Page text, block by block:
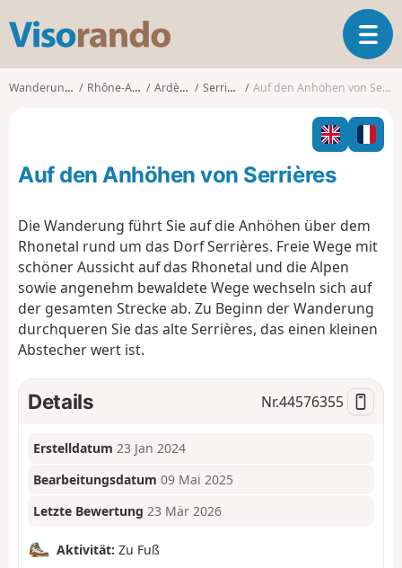
s
o
o
T
o
g
l
n
g
a
i
o
n
Wanderungen Rhône-Alpes Ardèche Serrières Auf den Anhöhen von Serrières
Auf den Anhöhen von Serrières
Die Wanderung führt Sie auf die Anhöhen über dem
Rhonetal rund um das Dorf Serrières. Freie Wege mit
schöner Aussicht auf das Rhonetal und die Alpen
sowie angenehm bewaldete Wege wechseln sich auf
der gesamten Strecke ab. Zu Beginn der Wanderung
durchqueren Sie das alte Serrières, das einen kleinen
Abstecher wert ist.
Details Nr.44576355
Erstelldatum 23 Jan 2024
Bearbeitungsdatum 09 Mai 2025
Letzte Bewertung 23 Mär 2026
Aktivität: Zu Fuß